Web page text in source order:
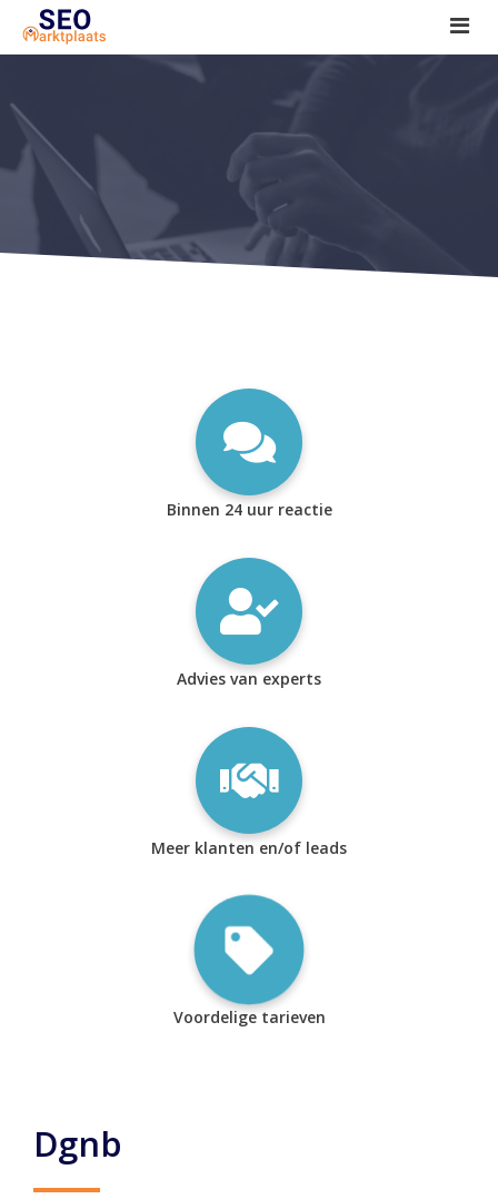
SEO tools reviews
Marketeer bij jou in de buurt?
Offerte
1. Seo voor beginners +
2. Onderzoeken +
Binnen 24 uur reactie
Advies van experts
Meer klanten en/of leads
Voordelige tarieven
Dgnb